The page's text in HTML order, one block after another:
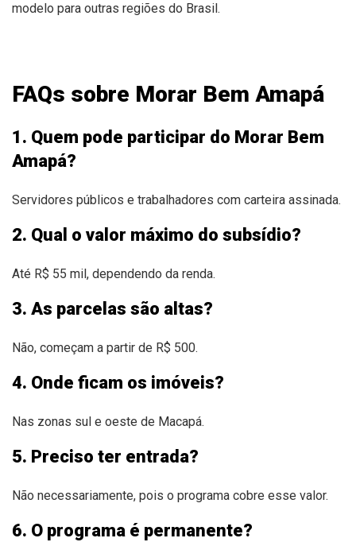
modelo para outras regiões do Brasil.
FAQs sobre Morar Bem Amapá
1. Quem pode participar do Morar Bem
Amapá?
Servidores públicos e trabalhadores com carteira assinada.
2. Qual o valor máximo do subsídio?
Até R$ 55 mil, dependendo da renda.
3. As parcelas são altas?
Não, começam a partir de R$ 500.
4. Onde ficam os imóveis?
Nas zonas sul e oeste de Macapá.
5. Preciso ter entrada?
Não necessariamente, pois o programa cobre esse valor.
6. O programa é permanente?